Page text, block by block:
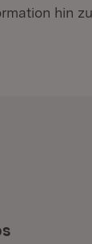
hin zu